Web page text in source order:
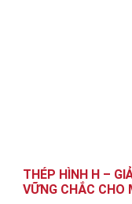
THÉP HÌNH H –
VỮNG CHẮC CHO